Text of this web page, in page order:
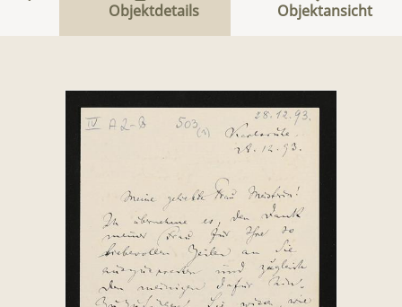
Objektdetails Objektansicht